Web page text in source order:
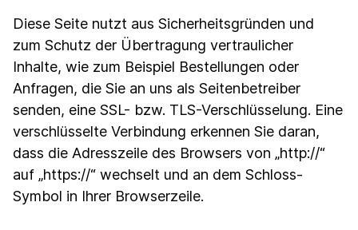
Diese Seite nutzt aus Sicherheitsgründen und
zum Schutz der Übertragung vertraulicher
Inhalte, wie zum Beispiel Bestellungen oder
Anfragen, die Sie an uns als Seitenbetreiber
senden, eine SSL- bzw. TLS-Verschlüsselung. Eine
verschlüsselte Verbindung erkennen Sie daran,
dass die Adresszeile des Browsers von „http://“
auf „https://“ wechselt und an dem Schloss-
Symbol in Ihrer Browserzeile.